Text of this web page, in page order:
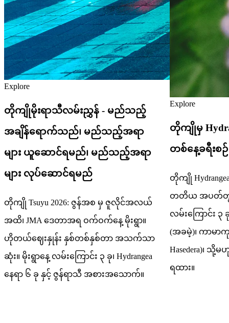
Explore
တိုကျိုမိုးရာသီလမ်းညွှန် - မည်သည့်
အချိန်ရောက်သည်၊ မည်သည့်အရာ
များ ယူဆောင်ရမည်၊ မည်သည့်အရာ
များ လုပ်ဆောင်ရမည်
တိုကျို Tsuyu 2026: ဇွန်အစ မှ ဇူလိုင်အလယ်
အထိ၊ JMA ဒေတာအရ ဝက်ဝက်နေ့ မိုးရွာ။
ဟိုတယ်ဈေးနှုန်း နှစ်တစ်နှစ်တာ အသက်သာ
ဆုံး။ မိုးရွာနေ့ လမ်းကြောင်း ၃ ခု၊ Hydrangea
နေရာ ၆ ခု နှင့် ဇွန်ရာသီ အစားအသောက်။
Explore
တိုကျိုမှ
တစ်နေ့ခရီးစဉ်
တိုကျို
တတိယ အပတ်တွ
လမ်းကြောင်း
(အခမဲ့)၊ ကာမာကုရ
Hasedera)၊ သို့
ရထား။